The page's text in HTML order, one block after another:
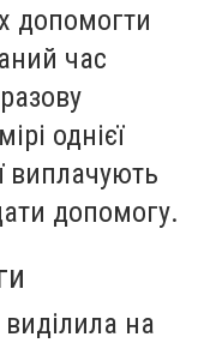
допомогти
час
однієї
виплачують
допомогу.
на